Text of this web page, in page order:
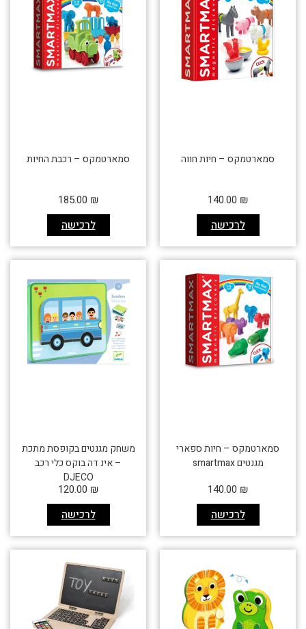
סמארטמקס – חיות חווה
לרכישה
140.00 ₪
סמארטמקס – רכבת החיות
לרכישה
185.00 ₪
סמארטמקס – חיות ספארי
מגנטים smartmax
לרכישה
140.00 ₪
משחק מגנטים בקופסת מתכת
– אינ דה בוקס כלי רכב
DJECO
לרכישה
120.00 ₪